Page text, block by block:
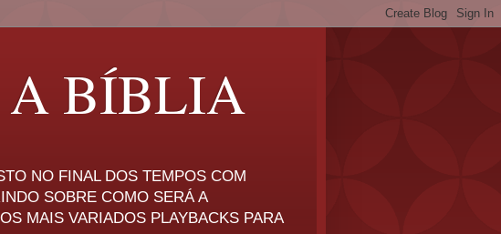
A BÍBLIA
NO FINAL DOS TEMPOS COM
SOBRE COMO SERÁ A
MAIS VARIADOS PLAYBACKS PARA